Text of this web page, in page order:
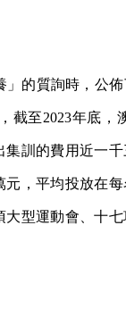
的質詢時，公
截至2023年底，
訓的費用近一
，平均投放在
型運動會、十